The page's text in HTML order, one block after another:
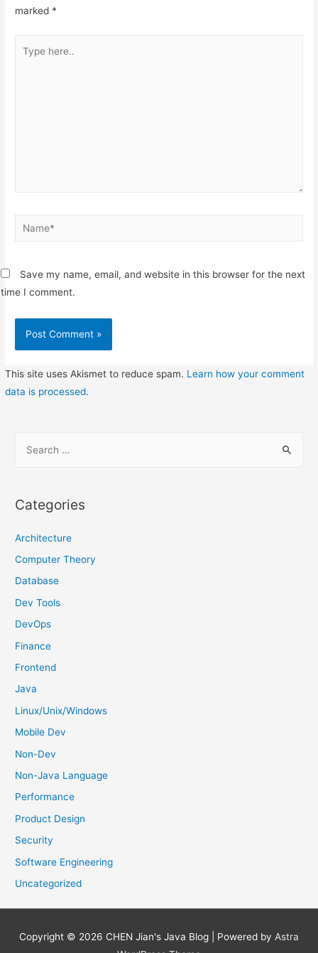
marked *
here..
Name*
Save my name, email, and website in this browser for the next
time I comment.
This site uses Akismet to reduce spam. Learn how your comment
data is processed.
r
h
f
o
Categories
Architecture
Computer Theory
Database
Dev Tools
DevOps
Finance
Frontend
Java
Linux/Unix/Windows
Mobile Dev
Non-Dev
Non-Java Language
Performance
Product Design
Security
Software Engineering
Uncategorized
Copyright © 2026 CHEN Jian's Java Blog | Powered by Astra